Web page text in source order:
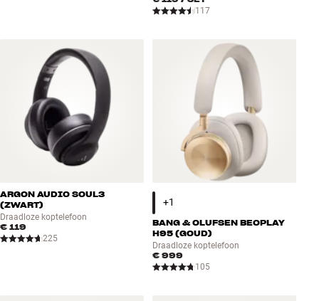
117
ARGON AUDIO SOUL3
(ZWART)
Draadloze koptelefoon
€ 119
225
BANG & OLUFSEN BEOPLAY
H95 (GOUD)
Draadloze koptelefoon
€ 999
105